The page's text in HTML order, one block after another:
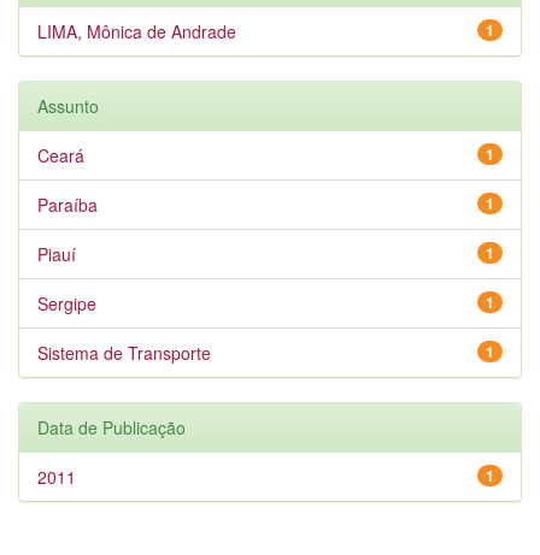
1
LIMA, Mônica de Andrade
Assunto
1
Ceará
1
Paraíba
1
Piauí
1
Sergipe
1
Sistema de Transporte
Data de Publicação
1
2011